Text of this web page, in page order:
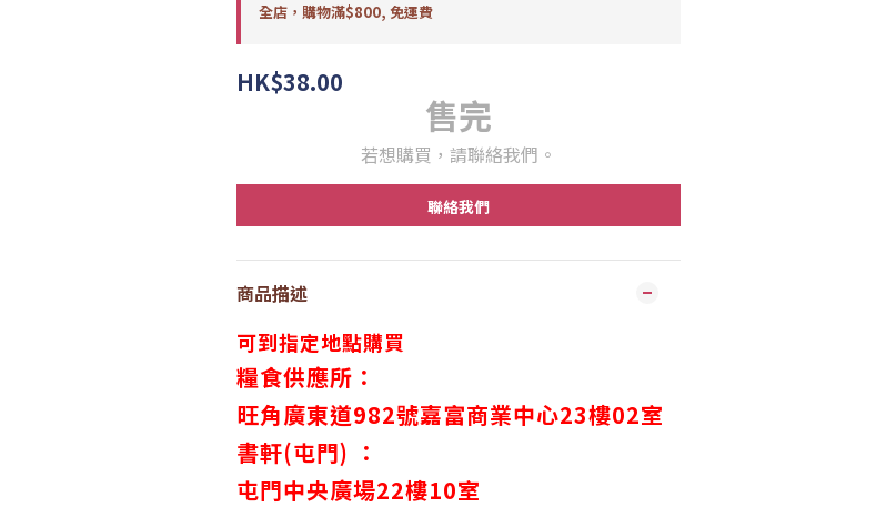
全店，購物滿$800, 免運費
HK$38.00
售完
若想購買，請聯絡我們。
聯絡我們
商品描述
可到指定地點購買
糧食供應所：
旺角廣東道982號嘉富商業中心23樓02室
書軒(屯門) ：
屯門中央廣場22樓10室